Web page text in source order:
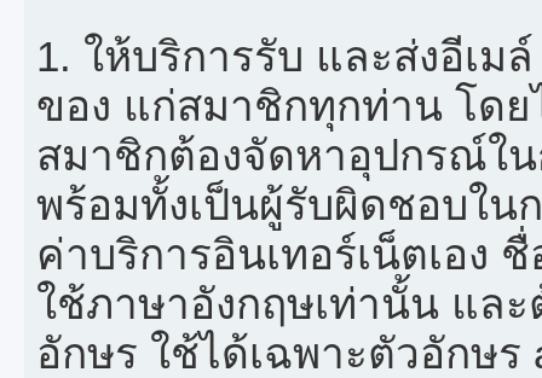
1. ให้บริการรับ และส่งอีเม
ของ แก่สมาชิกทุกท่าน โด
สมาชิกต้องจัดหาอุปกรณ์ใน
พร้อมทั้งเป็นผู้รับผิดชอบใน
ค่าบริการอินเทอร์เน็ตเอง
ใช้ภาษาอังกฤษเท่านั้น แล
อักษร ใช้ได้เฉพาะตัวอักษร